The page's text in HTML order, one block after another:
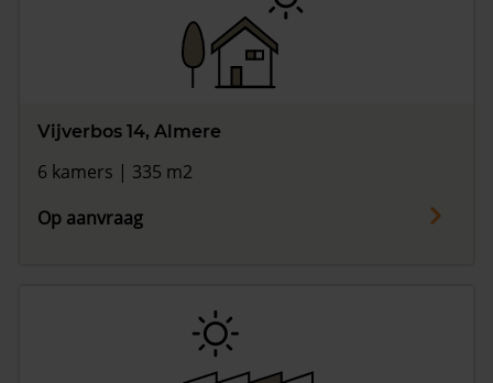
Vijverbos 14, Almere
6 kamers | 335 m2
Op aanvraag